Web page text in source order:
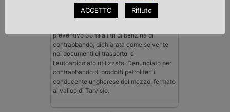
sequestrata a Padova
preventivo 33mila litri di benzina di
contrabbando, dichiarata come solvente
nei documenti di trasporto, e
l'autoarticolato utilizzato. Denunciato per
contrabbando di prodotti petroliferi il
conducente ungherese del mezzo, fermato
al valico di Tarvisio.
ACCETTO Rifiuto